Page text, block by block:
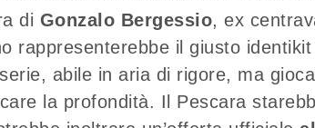
di Gonzalo Bergessio, ex
rappresenterebbe il giusto
abile in aria di rigore, ma
la profondità. Il Pescara